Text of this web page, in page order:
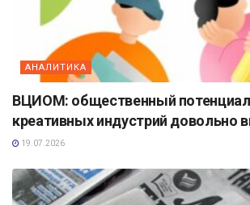
АНАЛИТИКА
ВЦИОМ: общественный
креативных индустрий довольно
19.07.2026